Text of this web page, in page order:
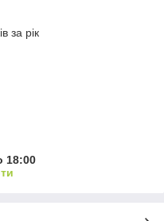
за рік
18:00